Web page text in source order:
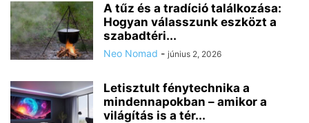
A tűz és a tradíció találkozása:
Hogyan válasszunk eszközt a
szabadtéri...
Neo Nomad - június 2, 2026
Letisztult fénytechnika a
mindennapokban – amikor a
világítás is a tér...